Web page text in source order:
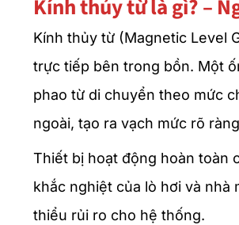
Kính thủy từ là gì? –
Kính thủy từ (Magnetic Level
trực tiếp bên trong bồn. Một
phao từ di chuyển theo mức
ngoài, tạo ra vạch mức rõ
Thiết bị hoạt động hoàn toàn
khắc nghiệt của lò hơi và nhà
thiểu rủi ro cho hệ thống.